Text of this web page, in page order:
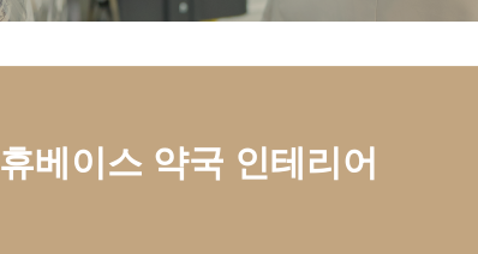
안녕하세요. 휴베이스 약국입니